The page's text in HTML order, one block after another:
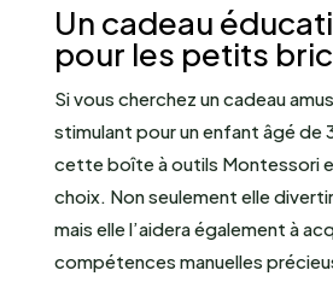
Un cadeau
pour les petits
Si vous cherchez un cadeau
stimulant pour un enfant âgé de
cette boîte à outils Montessori
choix. Non seulement elle
mais elle l’aidera également à
compétences manuelles